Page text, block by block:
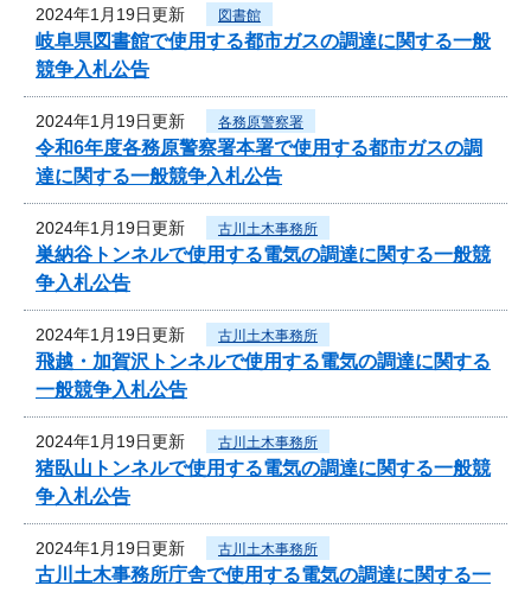
2024年1月19日更新 図書館
岐阜県図書館で使用する都市ガスの調達に関する一般
競争入札公告
2024年1月19日更新 各務原警察署
令和6年度各務原警察署本署で使用する都市ガスの調
達に関する一般競争入札公告
2024年1月19日更新 古川土木事務所
巣納谷トンネルで使用する電気の調達に関する一般競
争入札公告
2024年1月19日更新 古川土木事務所
飛越・加賀沢トンネルで使用する電気の調達に関する
一般競争入札公告
2024年1月19日更新 古川土木事務所
猪臥山トンネルで使用する電気の調達に関する一般競
争入札公告
2024年1月19日更新 古川土木事務所
古川土木事務所庁舎で使用する電気の調達に関する一